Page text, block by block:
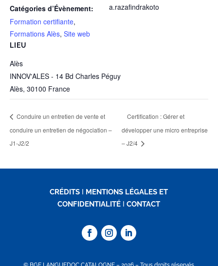
Catégories d’Évènement:
Formation certifiante,
Formations Alès, Site web
LIEU
Alès
INNOV'ALES - 14 Bd Charles Péguy
Alès, 30100 France
a.razafindrakoto
Conduire un entretien de vente et
conduire un entretien de négociation –
J1-J2/2
Certification : Gérer et
développer une micro entreprise
– J2/4
CRÉDITS I MENTIONS LÉGALES ET
CONFIDENTIALITÉ ICONTACT